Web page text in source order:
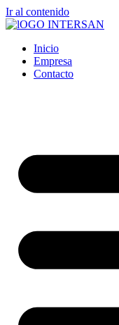
Ir al contenido
Inicio
Empresa
Contacto